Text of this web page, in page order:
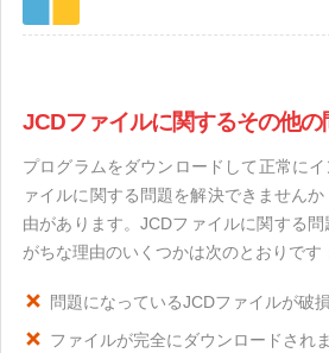
JCDファイルに関するその他の
プログラムをダウンロードして正常に
ァイルに関する問題を解決できません
由があります。JCDファイルに関する
がちな理由のいくつかは次のとおりです
問題になっているJCDファイルが破
ファイルが完全にダウンロードされ